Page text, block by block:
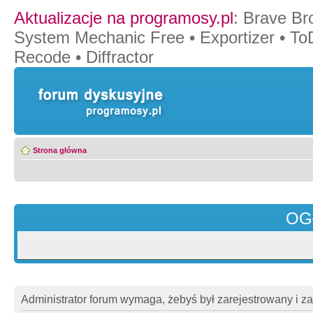
Aktualizacje na programosy.pl: Brave
System Mechanic Free • Exportizer •
Recode • Diffractor
Strona główna
Administrator forum wymaga, żebyś był zarejestrowany i